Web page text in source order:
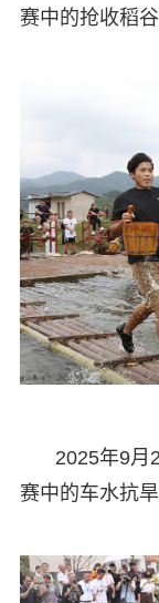
赛中的抢收稻谷
2025年9月
赛中的车水抗旱